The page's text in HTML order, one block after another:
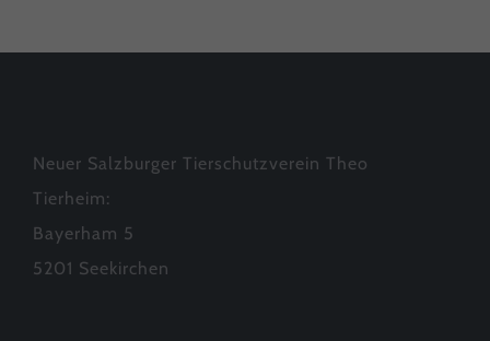
Neuer Salzburger Tierschutzverein Theo
Tierheim:
Bayerham 5
5201 Seekirchen